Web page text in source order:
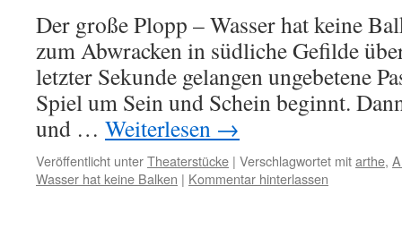
Der große Plopp – Wasser hat keine
zum Abwracken in südliche Gefilde
letzter Sekunde gelangen ungebetene
Spiel um Sein und Schein beginnt.
und … Weiterlesen →
Veröffentlicht unterTheaterstücke | Verschlagwortet mitarthe,
Wasser hat keine Balken | Kommentar hinterlassen